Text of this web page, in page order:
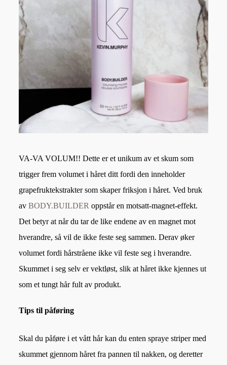
VA-VA VOLUM!! Dette er et unikum av et skum som
trigger frem volumet i håret ditt fordi den inneholder
grapefruktekstrakter som skaper friksjon i håret. Ved bruk
av BODY.BUILDER oppstår en motsatt-magnet-effekt.
Det betyr at når du tar de like endene av en magnet mot
hverandre, så vil de ikke feste seg sammen. Derav øker
volumet fordi hårstråene ikke vil feste seg i hverandre.
Skummet i seg selv er vektløst, slik at håret ikke kjennes ut
som et tungt hår fult av produkt.
Tips til påføring
Skal du påføre i et vått hår kan du enten spraye striper med
skummet gjennom håret fra pannen til nakken, og deretter